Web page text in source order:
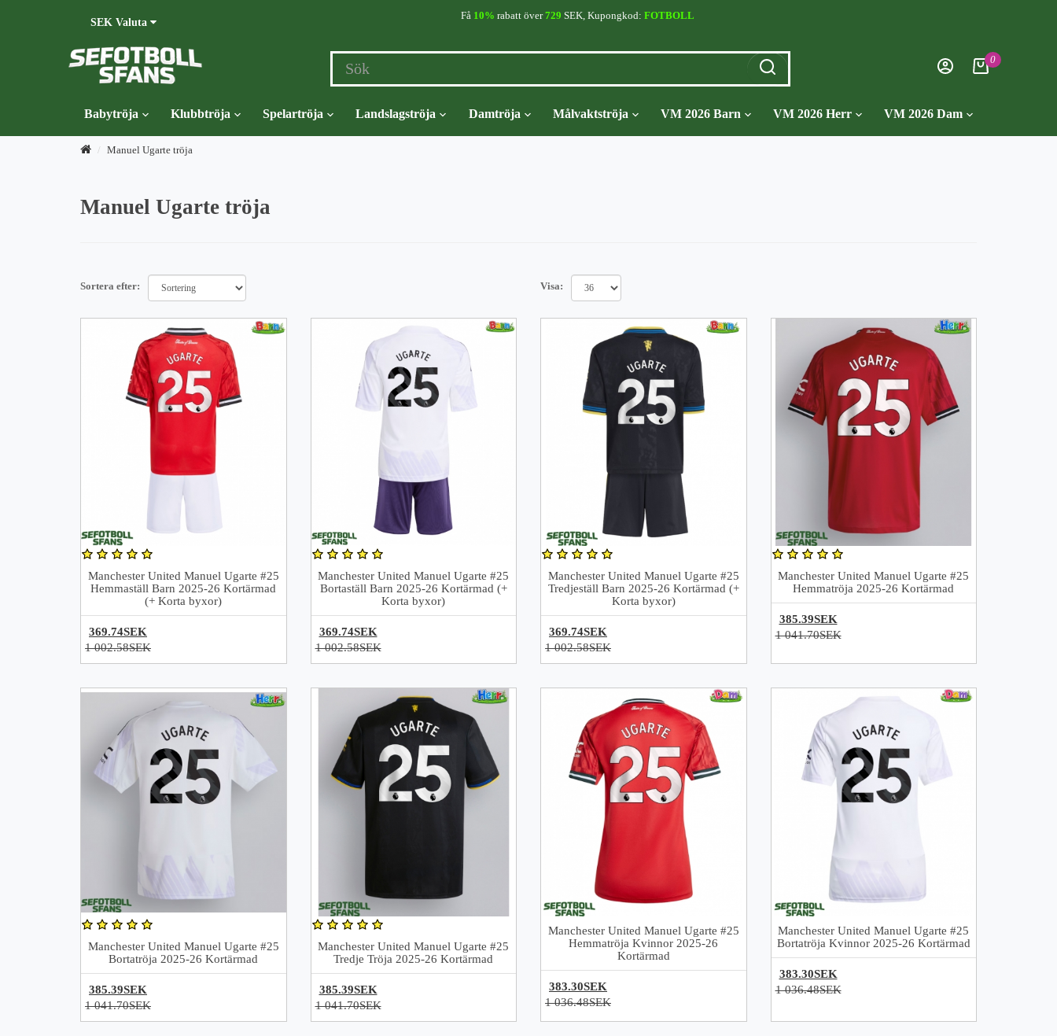
SEK Valuta
Få 10% rabatt över729 SEK, Kupongkod: FOTBOLL
0
Babytröja Klubbtröja Spelartröja Landslagströja Damtröja Målvaktströja VM 2026 Barn VM 2026 Herr VM 2026 Dam
Manuel Ugarte tröja
Manuel Ugarte tröja
Sortera efter: Visa:
Manchester United Manuel Ugarte #25
Hemmaställ Barn 2025-26 Kortärmad
(+ Korta byxor)
369.74SEK
1 002.58SEK
Manchester United Manuel Ugarte #25
Bortaställ Barn 2025-26 Kortärmad (+
Korta byxor)
369.74SEK
1 002.58SEK
Manchester United Manuel Ugarte #25
Tredjeställ Barn 2025-26 Kortärmad (+
Korta byxor)
369.74SEK
1 002.58SEK
Manchester United Manuel Ugarte #25
Hemmatröja 2025-26 Kortärmad
385.39SEK
1 041.70SEK
Manchester United Manuel Ugarte #25
Bortatröja 2025-26 Kortärmad
385.39SEK
1 041.70SEK
Manchester United Manuel Ugarte #25
Tredje Tröja 2025-26 Kortärmad
385.39SEK
1 041.70SEK
Manchester United Manuel Ugarte #25
Hemmatröja Kvinnor 2025-26
Kortärmad
383.30SEK
1 036.48SEK
Manchester United Manuel Ugarte #25
Bortatröja Kvinnor 2025-26 Kortärmad
383.30SEK
1 036.48SEK